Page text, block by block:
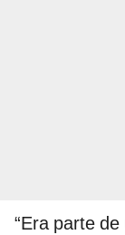
“Era parte